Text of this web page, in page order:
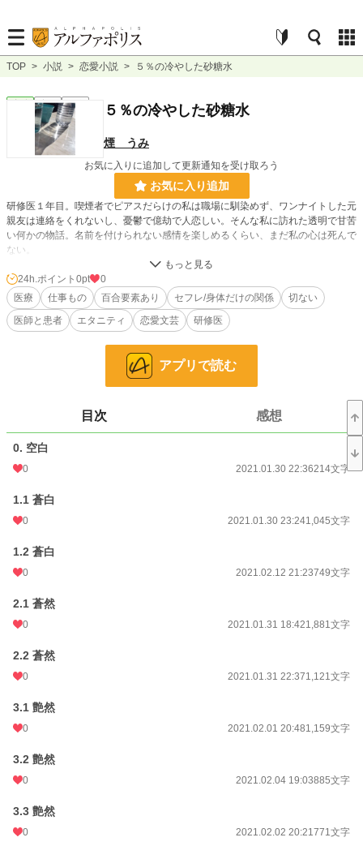
TOP > 小説 > 恋愛小説 > ５％の冷やした砂糖水
完結 短編 ５％の冷やした砂糖水
煙 うみ
お気に入りに追加して更新通知を受け取ろう
お気に入り追加
研修医１年目。喫煙者でピアスだらけの私は職場に馴染めず、ワンナイトした元
親友は連絡をくれないし、憂鬱で億劫で人恋しい。そんな私に訪れた透明で甘苦
い何かの物話。名前を付けられない感情を楽しめるくらい、まだ私の心は死んで
ない。
トラウマ持ちの女医×癒し系ビッチの同僚女医×眼鏡美人男子。３人+αの、不思
議な交流のお話。
現役研修医がお仕事の合間にちょこちょこ書いてます。
228,641 位 / 228,641 件
66,327 位 / 66,327 件
お気に入り
24h.ポイント
文字数
初回公開日時
年間ポイント
累計ポイント
24h.ポイント 0pt
0
医療
仕事もの 百合要素あり セフレ/身体だけの関係
切ない
医師と患者
エタニティ 恋愛文芸 研修医
アプリで読む
目次 感想
0. 空白
0 2021.01.30 22:36214文字
1.1 蒼白
0 2021.01.30 23:241,045文字
1.2 蒼白
0 2021.02.12 21:23749文字
2.1 蒼然
0 2021.01.31 18:421,881文字
2.2 蒼然
0 2021.01.31 22:371,121文字
3.1 艶然
0 2021.02.01 20:481,159文字
3.2 艶然
0 2021.02.04 19:03885文字
3.3 艶然
0 2021.02.02 20:21771文字